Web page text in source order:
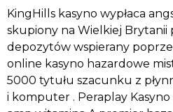
KingHills kasyno wypłaca
skupiony na Wielkiej
depozytów wspierany
online kasyno hazardowe
5000 tytułu szacunku z
i komputer . Peraplay